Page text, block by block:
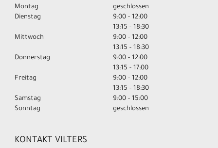
Montag
geschlossen
Dienstag
9:00 - 12:00
13:15 - 18:30
Mittwoch
9:00 - 12:00
13:15 - 18:30
Donnerstag
9:00 - 12:00
13:15 - 17:00
Freitag
9:00 - 12:00
13:15 - 18:30
Samstag
9:00 - 15:00
Sonntag
geschlossen
KONTAKT VILTERS